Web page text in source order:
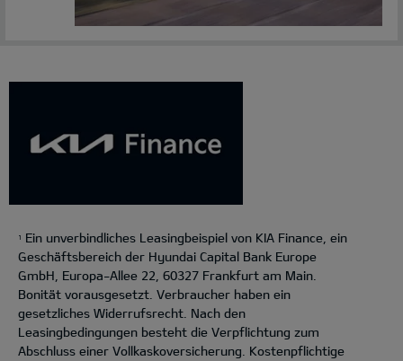
1
Ein unverbindliches Leasingbeispiel von KIA Finance, ein
Geschäftsbereich der Hyundai Capital Bank Europe
GmbH, Europa-Allee 22, 60327 Frankfurt am Main.
Bonität vorausgesetzt. Verbraucher haben ein
gesetzliches Widerrufsrecht. Nach den
Leasingbedingungen besteht die Verpflichtung zum
Abschluss einer Vollkaskoversicherung. Kostenpflichtige